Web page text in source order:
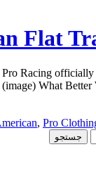
Flat
Racing
What Better
, Pro